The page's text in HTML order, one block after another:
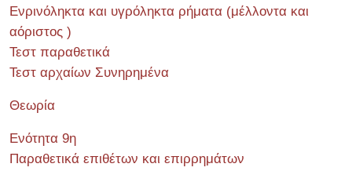
Ενρινόληκτα και υγρόληκτα ρήματα (μέλλοντα και
αόριστος )
Τεστ παραθετικά
Τεστ αρχαίων Συνηρημένα
Θεωρία
Ενότητα 9η
Παραθετικά επιθέτων και επιρρημάτων